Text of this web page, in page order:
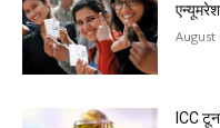
August
ICC